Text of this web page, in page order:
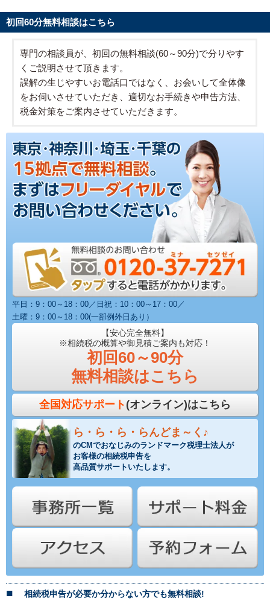
初回60分無料相談はこちら
専門の相談員が、初回の無料相談(60～90分)で分りやす
くご説明させて頂きます。
誤解の生じやすいお電話口ではなく、お会いして全体像
をお伺いさせていただき、適切なお手続きや申告方法、
税金対策をご案内させていただきます。
平日：9：00～18：00／日祝：10：00～17：00／
土曜：9：00～18：00(一部例外日あり）
【安心完全無料】
※相続税の概算や御見積ご案内も対応！
初回60～90分
無料相談はこちら
全国対応サポート(オンライン)はこちら
ら・ら・ら・らんどま～く♪
のCMでおなじみのランドマーク税理士法人が
お客様の相続税申告を
高品質サポートいたします。
相続税申告が必要か分からない方でも無料相談!